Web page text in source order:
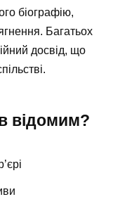
біографію,
Багатьох
досвід, що
відомим?